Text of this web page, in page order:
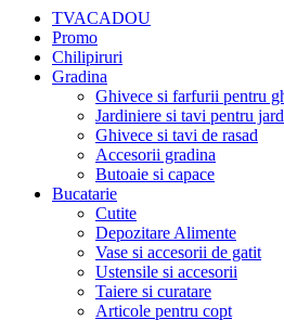
TVACADOU
Promo
Chilipiruri
Gradina
Ghivece si farfurii pentru
Jardiniere si tavi pentru
Ghivece si tavi de rasad
Accesorii gradina
Butoaie si capace
Bucatarie
Cutite
Depozitare Alimente
Vase si accesorii de gatit
Ustensile si accesorii
Taiere si curatare
Articole pentru copt